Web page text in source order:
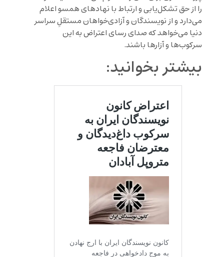
را از حق تشکل‌یابی و ارتباط با نهادهای همسو اعلام
می‌دارد و از نویسندگان و آزادی‌خواهان مستقلِ سراسر
دنیا می‌خواهد که صدای رسای اعتراض به این
سرکوب‌ها و آزارها باشند.
بیشتر بخوانید: